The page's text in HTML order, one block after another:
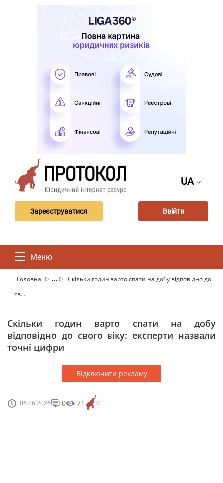
UA
Зареєструватися Ввійти
Меню
Головна ...
Скільки годин варто спати на добу відповідно до
св...
Скільки годин варто спати на добу
відповідно до свого віку: експерти назвали
точні цифри
Відключити рекламу
06.06.2026 0
0 71